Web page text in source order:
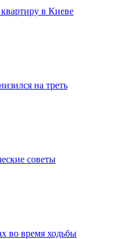
в Киеве
на треть
советы
во время ходьбы